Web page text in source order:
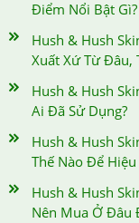
Điểm Nổi Bật Gì?
Hush & Hush
Xuất Xứ Từ Đâu,
Hush & Hush
Ai Đã Sử Dụng?
Hush & Hush
Thế Nào Để Hiệu
Hush & Hush
Nên Mua Ở Đâu